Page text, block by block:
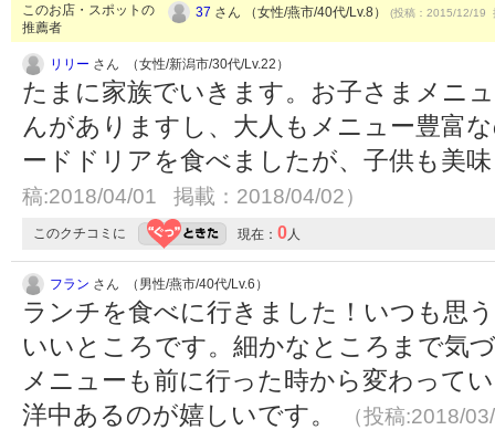
このお店・スポットの
推薦者
37 さん （女性/燕市/40代/Lv.8） (投稿：2015/12/19
リリー さん （女性/新潟市/30代/Lv.22）
たまに家族でいきます。お子さまメニ
んがありますし、大人もメニュー豊富
ードドリアを食べましたが、子供も美
稿:2018/04/01 掲載：2018/04/02）
このクチコミに 現在： 0 人
フラン さん （男性/燕市/40代/Lv.6）
ランチを食べに行きました！いつも思
いいところです。細かなところまで気
メニューも前に行った時から変わって
洋中あるのが嬉しいです。
（投稿:2018/